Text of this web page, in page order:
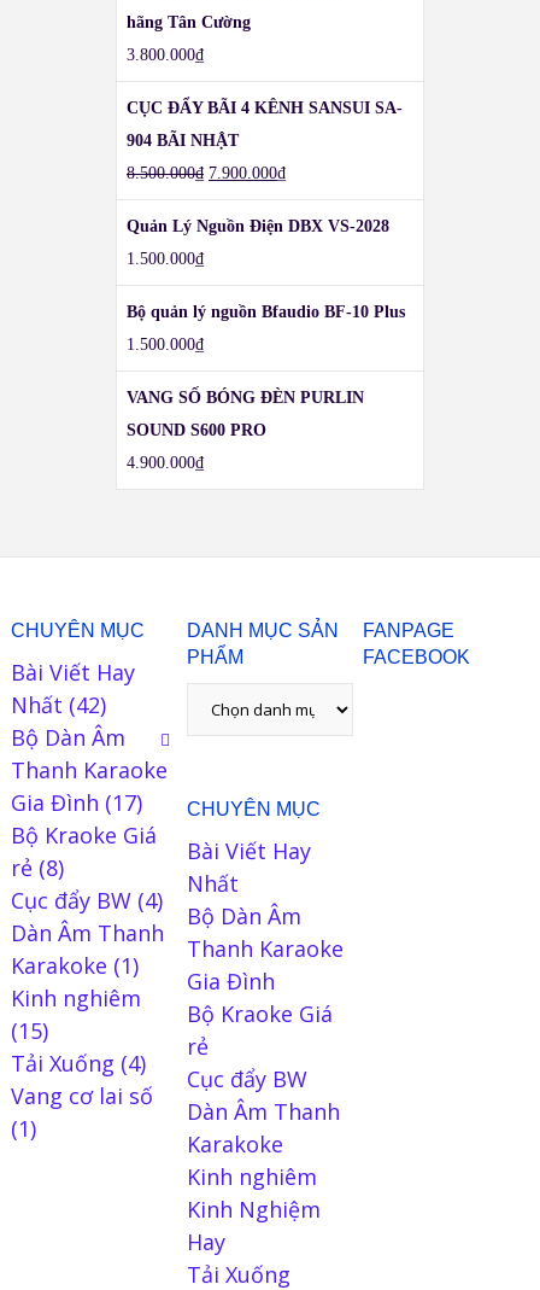
hãng Tân Cường
3.800.000₫
CỤC ĐẨY BÃI 4 KÊNH SANSUI SA-
904 BÃI NHẬT
8.500.000₫ 7.900.000₫
Quản Lý Nguồn Điện DBX VS-2028
1.500.000₫
Bộ quản lý nguồn Bfaudio BF-10 Plus
1.500.000₫
VANG SỐ BÓNG ĐÈN PURLIN
SOUND S600 PRO
4.900.000₫
CHUYÊN MỤC
Bài Viết Hay
Nhất (42)
Bộ Dàn Âm
Thanh Karaoke
Gia Đình (17)
Bộ Kraoke Giá
rẻ(8)
Cục đẩy BW(4)
Dàn Âm Thanh
Karakoke (1)
Kinh nghiêm
(15)
Tải Xuống (4)
Vang cơ lai số
(1)
DANH MỤC SẢN
PHẨM
CHUYÊN MỤC
Bài Viết Hay
Nhất
Bộ Dàn Âm
Thanh Karaoke
Gia Đình
Bộ Kraoke Giá
rẻ
Cục đẩy BW
Dàn Âm Thanh
Karakoke
Kinh nghiêm
Kinh Nghiệm
Hay
Tải Xuống
FANPAGE
FACEBOOK